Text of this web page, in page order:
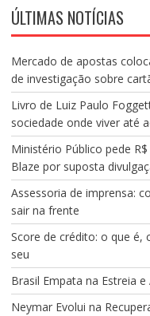
ÚLTIMAS NOTÍCIAS
Mercado de apostas
de investigação sobre
Livro de Luiz Paulo
sociedade onde viver até
Ministério Público pede
Blaze por suposta
Assessoria de imprensa:
sair na frente
Score de crédito: o que
seu
Brasil Empata na Estreia
Neymar Evolui na